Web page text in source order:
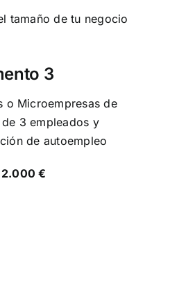
tamaño de tu negocio
3
o Microempresas de
3 empleados y
de autoempleo
2.000 €